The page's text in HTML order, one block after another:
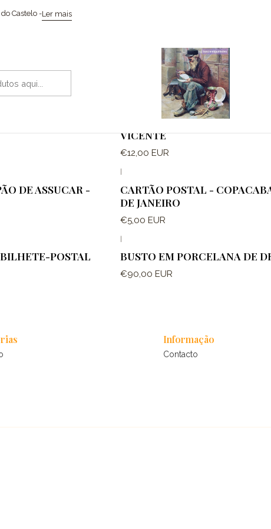
Castelo -Ler mais
Início Coleccionismo / Memorabilia
cartão postal - Bilhete Postal
CARTÃO POSTAL DE ÁGUAS
VICENTE
€12,00 EUR
DE ASSUCAR -
CARTÃO POSTAL -
DE JANEIRO
€5,00 EUR
POSTAL
|
BUSTO EM PORCELANA DE
€90,00 EUR
Informação
Contacto